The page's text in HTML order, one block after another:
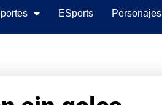
ESports Personajes